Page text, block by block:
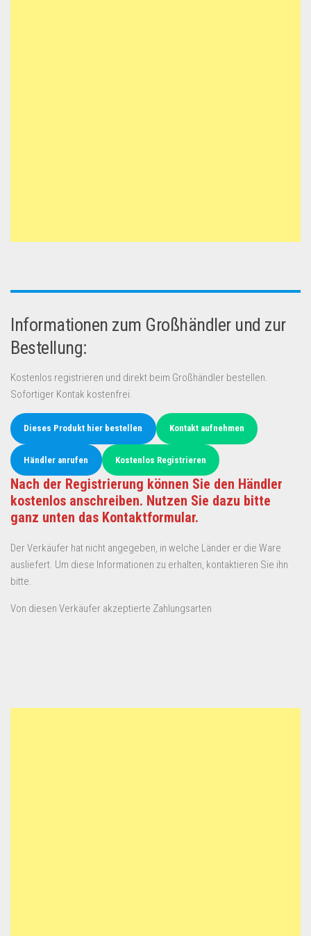
Informationen zum Großhändler und zur
Bestellung:
Kostenlos registrieren und direkt beim Großhändler bestellen.
Sofortiger Kontak kostenfrei.
Dieses Produkt hier bestellen Kontakt aufnehmen
Händler anrufen Kostenlos Registrieren
Nach der Registrierung können Sie den Händler
kostenlos anschreiben. Nutzen Sie dazu bitte
ganz unten das Kontaktformular.
Der Verkäufer hat nicht angegeben, in welche Länder er die Ware
ausliefert. Um diese Informationen zu erhalten, kontaktieren Sie ihn
bitte.
Von diesen Verkäufer akzeptierte Zahlungsarten